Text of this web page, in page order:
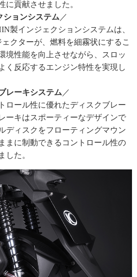
に貢献させました。
ョンシステム ／
製インジェクションシステムは、
クターが、燃料を細霧状にするこ
境性能を向上させながら、スロッ
く反応するエンジン特性を実現し
レーキシステム ／
ロール性に優れたディスクブレー
ーキはスポーティーなデザインで
ディスクをフローティングマウン
まに制動できるコントロール性の
した。